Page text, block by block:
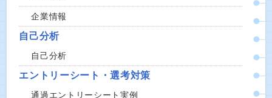
企業情報
自己分析
自己分析
エントリーシート・選考対策
通過エントリーシート実例